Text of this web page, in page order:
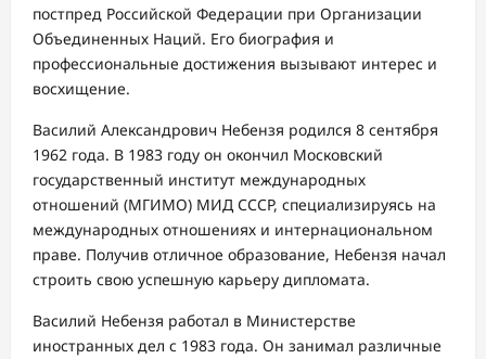
постпред Российской Федерации при Организации
Объединенных Наций. Его биография и
профессиональные достижения вызывают интерес и
восхищение.
Василий Александрович Небензя родился 8 сентября
1962 года. В 1983 году он окончил Московский
государственный институт международных
отношений (МГИМО) МИД СССР, специализируясь на
международных отношениях и интернациональном
праве. Получив отличное образование, Небензя начал
строить свою успешную карьеру дипломата.
Василий Небензя работал в Министерстве
иностранных дел с 1983 года. Он занимал различные